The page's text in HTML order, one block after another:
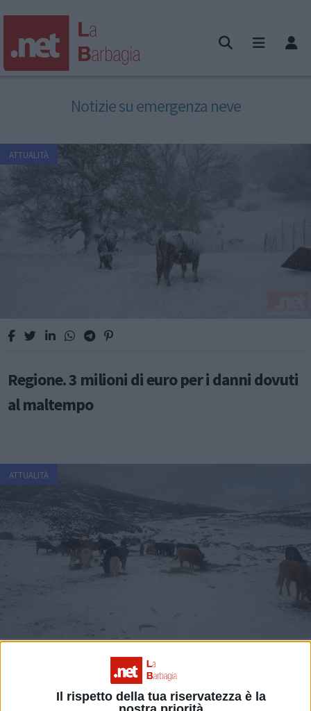
Il rispetto della tua riservatezza è la
Notizie su emergenza neve
ATTUALITÀ
Regione. 3 milioni di euro per i danni dovuti
al maltempo
ATTUALITÀ
Coldiretti. La Regione attivi una task force